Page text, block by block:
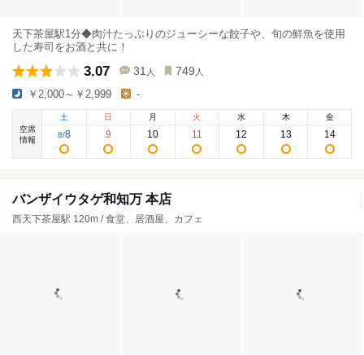
天下茶屋駅1分◆肉汁たっぷりのジューシーな餃子や、旬の鮮魚を使用
した寿司をお酒と共に！
3.07 31 人 749 人
￥2,000～￥2,999 -
空席
情報
土
8/8
日
9
月
10
火
11
水
12
木
13
金
14
バンザイウタゲ和知万 本店
西天下茶屋駅 120m / 食堂、居酒屋、カフェ